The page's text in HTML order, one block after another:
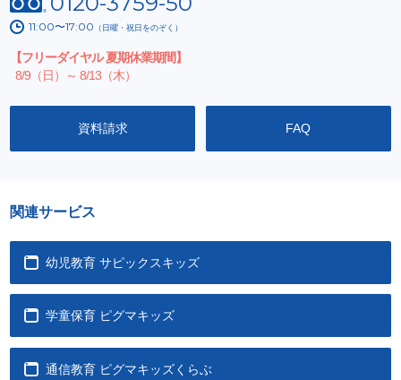
11:00〜17:00 （日曜・祝日をのぞく）
【フリーダイヤル 夏期休業期間】
8/9（日）～ 8/13（木）
資料請求 FAQ
関連サービス
幼児教育 サピックスキッズ
学童保育 ピグマキッズ
通信教育 ピグマキッズくらぶ